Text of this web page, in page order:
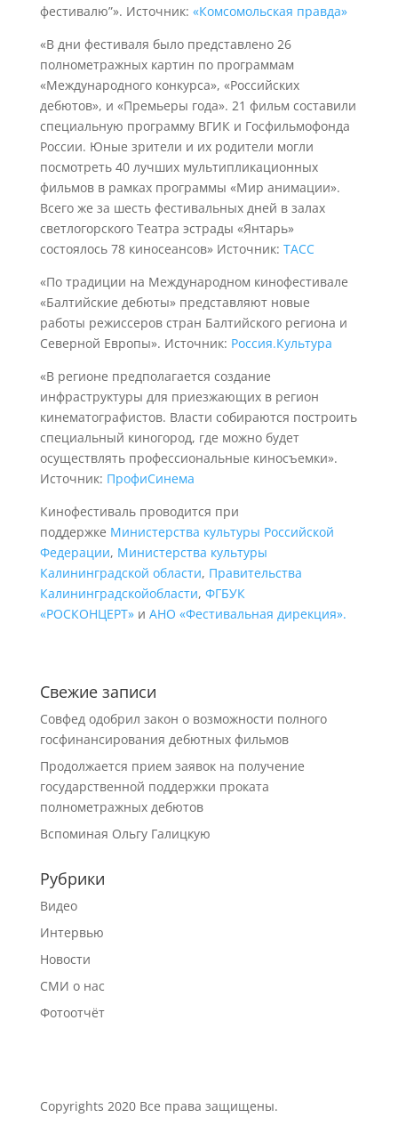
фестивалю”». Источник: «Комсомольская правда»
«В дни фестиваля было представлено 26
полнометражных картин по программам
«Международного конкурса», «Российских
дебютов», и «Премьеры года». 21 фильм составили
специальную программу ВГИК и Госфильмофонда
России. Юные зрители и их родители могли
посмотреть 40 лучших мультипликационных
фильмов в рамках программы «Мир анимации».
Всего же за шесть фестивальных дней в залах
светлогорского Театра эстрады «Янтарь»
состоялось 78 киносеансов» Источник: ТАСС
«По традиции на Международном кинофестивале
«Балтийские дебюты» представляют новые
работы режиссеров стран Балтийского региона и
Северной Европы». Источник: Россия.Культура
«В регионе предполагается создание
инфраструктуры для приезжающих в регион
кинематографистов. Власти собираются построить
специальный киногород, где можно будет
осуществлять профессиональные киносъемки».
Источник: ПрофиСинема
Кинофестиваль проводится при
поддержке Министерства культуры Российской
Федерации, Министерства культуры
Калининградской области, Правительства
Калининградскойобласти, ФГБУК
«РОСКОНЦЕРТ»и АНО «Фестивальная дирекция».
Свежие записи
Совфед одобрил закон о возможности полного
госфинансирования дебютных фильмов
Продолжается прием заявок на получение
государственной поддержки проката
полнометражных дебютов
Вспоминая Ольгу Галицкую
Рубрики
Видео
Интервью
Новости
СМИ о нас
Фотоотчёт
Сopyrights 2020 Все права защищены.